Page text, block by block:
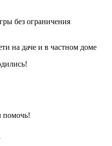
без ограничения
на даче и в частном доме
помочь!